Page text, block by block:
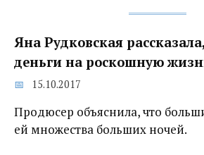
Яна Рудковская
деньги на роскошную
15.10.2017
Продюсер объяснила, что
ей множества больших ночей.